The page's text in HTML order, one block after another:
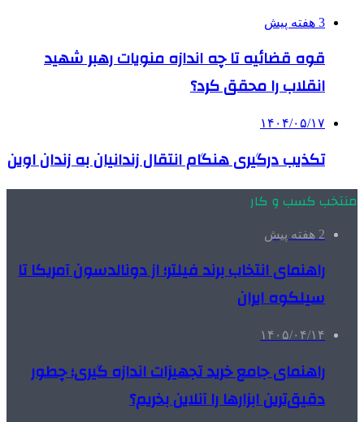
3 هفته پیش
قوه قضائیه تا چه اندازه منویات رهبر شهید
انقلاب را محقق کرد؟
۱۴۰۴/۰۵/۱۷
تکذیب درگیری هنگام انتقال زندانیان به زندان اوین
منتخب کسب و کار
2 هفته پیش
راهنمای انتخاب برند فیلتر؛ از دونالدسون آمریکا تا
سیلکوه ایران
۱۴۰۵/۰۴/۱۴
راهنمای جامع خرید تجهیزات اندازه گیری؛ چطور
دقیق‌ترین ابزارها را آنلاین بخریم؟